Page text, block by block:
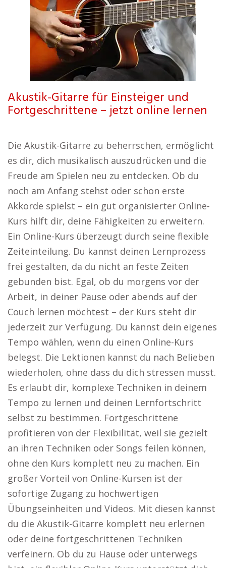
Akustik-Gitarre für Einsteiger und
Fortgeschrittene – jetzt online lernen
Die Akustik-Gitarre zu beherrschen, ermöglicht
es dir, dich musikalisch auszudrücken und die
Freude am Spielen neu zu entdecken. Ob du
noch am Anfang stehst oder schon erste
Akkorde spielst – ein gut organisierter Online-
Kurs hilft dir, deine Fähigkeiten zu erweitern.
Ein Online-Kurs überzeugt durch seine flexible
Zeiteinteilung. Du kannst deinen Lernprozess
frei gestalten, da du nicht an feste Zeiten
gebunden bist. Egal, ob du morgens vor der
Arbeit, in deiner Pause oder abends auf der
Couch lernen möchtest – der Kurs steht dir
jederzeit zur Verfügung. Du kannst dein eigenes
Tempo wählen, wenn du einen Online-Kurs
belegst. Die Lektionen kannst du nach Belieben
wiederholen, ohne dass du dich stressen musst.
Es erlaubt dir, komplexe Techniken in deinem
Tempo zu lernen und deinen Lernfortschritt
selbst zu bestimmen. Fortgeschrittene
profitieren von der Flexibilität, weil sie gezielt
an ihren Techniken oder Songs feilen können,
ohne den Kurs komplett neu zu machen. Ein
großer Vorteil von Online-Kursen ist der
sofortige Zugang zu hochwertigen
Übungseinheiten und Videos. Mit diesen kannst
du die Akustik-Gitarre komplett neu erlernen
oder deine fortgeschrittenen Techniken
verfeinern. Ob du zu Hause oder unterwegs